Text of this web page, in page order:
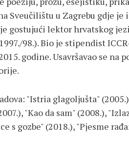
Sveučilištu u Zagrebu gdje
gostujući lektor hrvatskog
98.). Bio je stipendist
godine. Usavršavao se na
"Istria glagoljušta"
"Kao da sam" (2008.),
s gozbe" (2018.), "Pjesme